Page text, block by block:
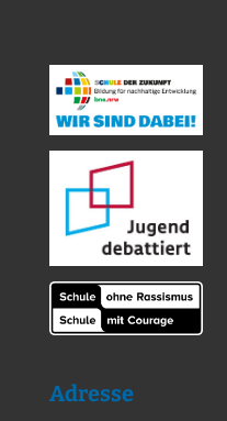
Adresse